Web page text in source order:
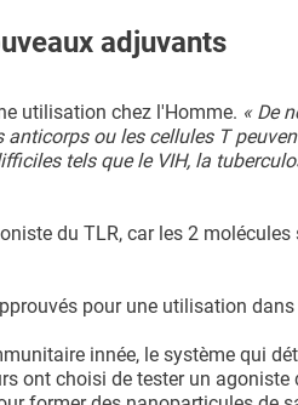
adjuvants
utilisation chez l'Homme. « De
ou les cellules T
tels que le VIH, la
du TLR, car les 2 molécules
pour une utilisation
innée, le système qui
ont choisi de tester un agoniste